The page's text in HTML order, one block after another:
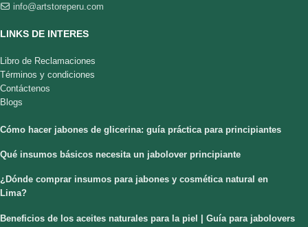
info@artstoreperu.com
LINKS DE INTERES
Libro de Reclamaciones
Términos y condiciones
Contáctenos
Blogs
Cómo hacer jabones de glicerina: guía práctica para principiantes
Qué insumos básicos necesita un jabolover principiante
¿Dónde comprar insumos para jabones y cosmética natural en
Lima?
Beneficios de los aceites naturales para la piel | Guía para jabolovers